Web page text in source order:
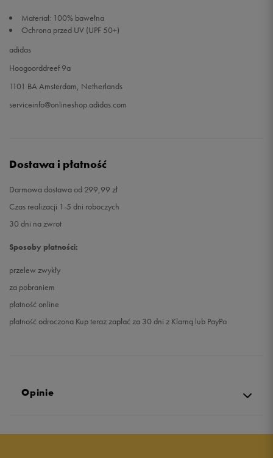
Materiał: 100% bawełna
Ochrona przed UV (UPF 50+)
adidas
Hoogoorddreef 9a
1101 BA Amsterdam, Netherlands
serviceinfo@onlineshop.adidas.com
Dostawa i płatność
Darmowa dostawa od 299,99 zł
Czas realizacji 1-5 dni roboczych
30 dni na zwrot
Sposoby płatności:
przelew zwykły
za pobraniem
płatność online
płatność odroczona Kup teraz zapłać za 30 dni z Klarną lub PayPo
Opinie